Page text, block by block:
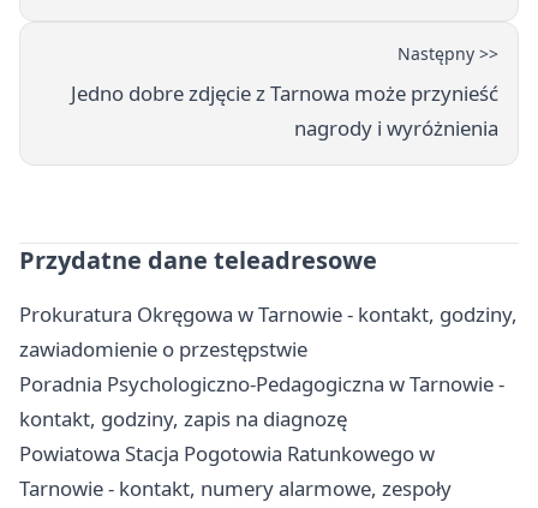
Następny >>
Jedno dobre zdjęcie z Tarnowa może przynieść
nagrody i wyróżnienia
Przydatne dane teleadresowe
Prokuratura Okręgowa w Tarnowie - kontakt, godziny,
zawiadomienie o przestępstwie
Poradnia Psychologiczno-Pedagogiczna w Tarnowie -
kontakt, godziny, zapis na diagnozę
Powiatowa Stacja Pogotowia Ratunkowego w
Tarnowie - kontakt, numery alarmowe, zespoły